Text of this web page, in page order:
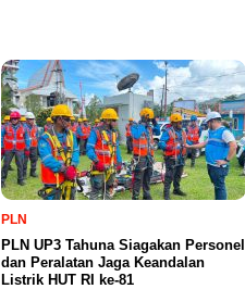
PLN
PLN UP3 Tahuna Siagakan Personel
dan Peralatan Jaga Keandalan
Listrik HUT RI ke-81